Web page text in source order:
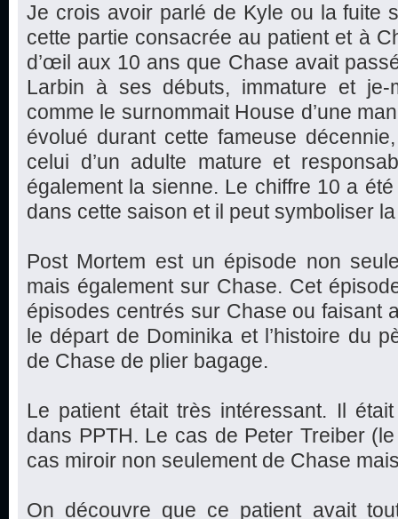
Je crois avoir parlé de Kyle ou la fuite
cette partie consacrée au patient et à
d’œil aux 10 ans que Chase avait
Larbin à ses débuts, immature et je-
comme le surnommait House d’une
évolué durant cette fameuse
celui d’un adulte mature et
également la sienne. Le chiffre 10 a
dans cette saison et il peut symboliser
Post Mortem est un épisode non
mais également sur Chase. Cet
épisodes centrés sur Chase ou faisant
le départ de Dominika et l’histoire du
de Chase de plier bagage.
Le patient était très intéressant. Il
dans PPTH. Le cas de Peter Treiber
cas miroir non seulement de Chase
On découvre que ce patient avait